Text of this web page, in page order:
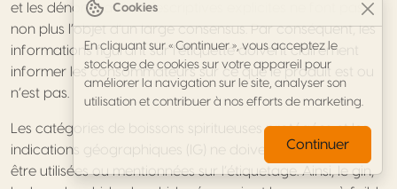
et les dénominations descriptives explicites ne font pas
non plus l’objet d’un large consensus. Par conséquent, les
informations figurant sur l’étiquette doivent clairement
informer les consommateurs sur ce que le produit est ou
n’est pas.
Les catégories de boissons spiritueuses protégées et les
indications géographiques (IG) ne doivent pas
être utilisées ou mentionnées sur l’étiquetage. Ainsi, le gin,
Cookies
En cliquant sur « Continuer », vous acceptez le
stockage de cookies sur votre appareil pour
améliorer la navigation sur le site, analyser son
utilisation et contribuer à nos efforts de marketing.
Continuer